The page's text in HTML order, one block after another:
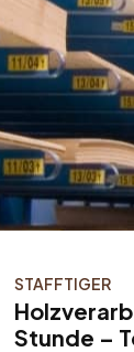
STAFFTIGER
Stunde –